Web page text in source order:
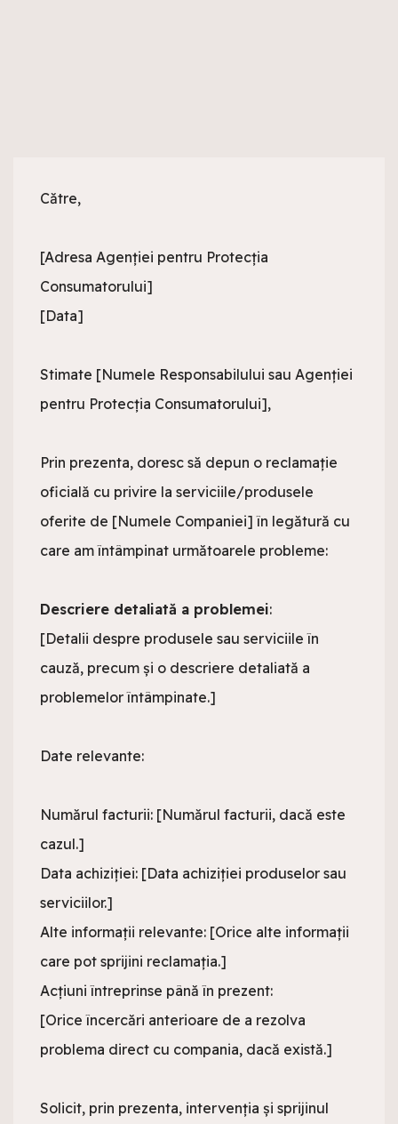
Către,
[Adresa Agenției pentru Protecția
Consumatorului]
[Data]
Stimate [Numele Responsabilului sau Agenției
pentru Protecția Consumatorului],
Prin prezenta, doresc să depun o reclamație
oficială cu privire la serviciile/produsele
oferite de [Numele Companiei] în legătură cu
care am întâmpinat următoarele probleme:
Descriere detaliată a problemei:
[Detalii despre produsele sau serviciile în
cauză, precum și o descriere detaliată a
problemelor întâmpinate.]
Date relevante:
Numărul facturii: [Numărul facturii, dacă este
cazul.]
Data achiziției: [Data achiziției produselor sau
serviciilor.]
Alte informații relevante: [Orice alte informații
care pot sprijini reclamația.]
Acțiuni întreprinse până în prezent:
[Orice încercări anterioare de a rezolva
problema direct cu compania, dacă există.]
Solicit, prin prezenta, intervenția și sprijinul